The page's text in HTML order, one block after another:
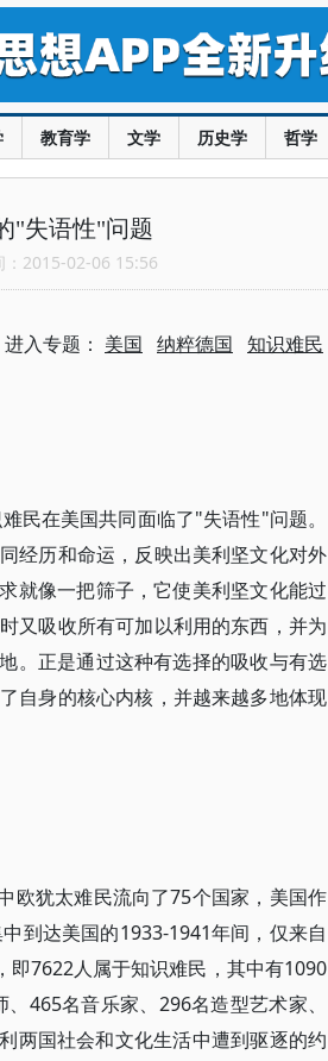
教育学 文学 历史学 哲学
"失语性"问题
2015-02-06 15:56
进入专题： 美国 纳粹德国 知识难民
民在美国共同面临了"失语性"问题。
经历和命运，反映出美利坚文化对外
就像一把筛子，它使美利坚文化能过
又吸收所有可加以利用的东西，并为
。正是通过这种有选择的吸收与有选
自身的核心内核，并越来越多地体现
欧犹太难民流向了75个国家，美国作
到达美国的1933-1941年间，仅来自
7622人属于知识难民，其中有1090
465名音乐家、296名造型艺术家、
两国社会和文化生活中遭到驱逐的约